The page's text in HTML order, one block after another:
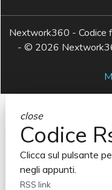
Nextwork360 -
- © 2026
close
Codice
Clicca sul pulsante
negli appunti.
RSS link